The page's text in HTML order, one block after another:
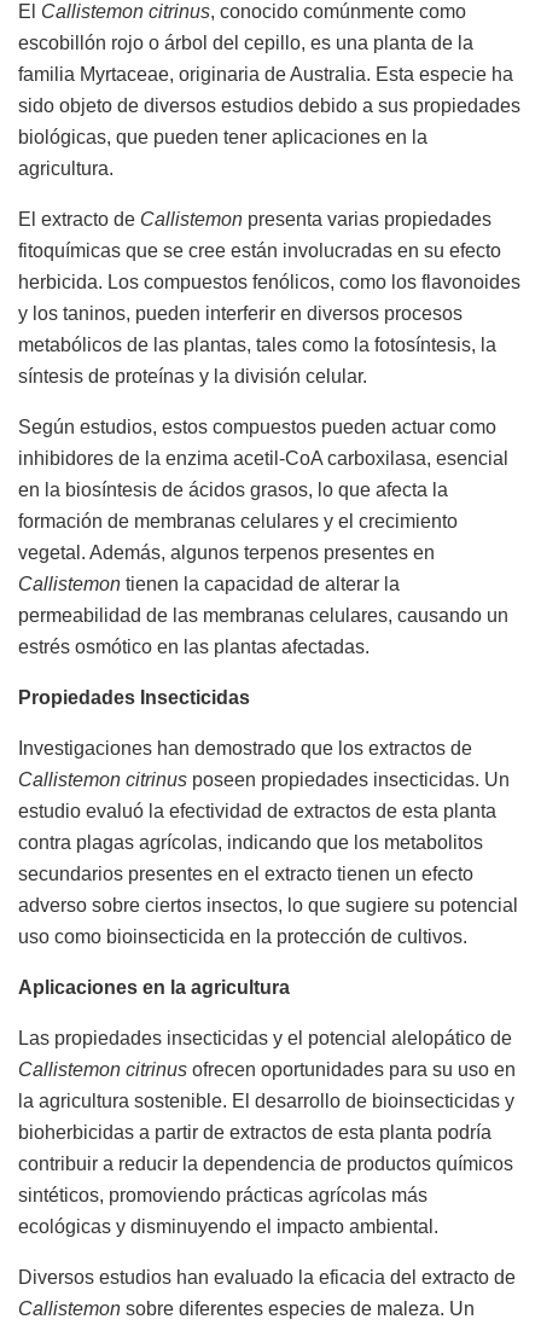
El Callistemon citrinus, conocido comúnmente como
escobillón rojo o árbol del cepillo, es una planta de la
familia Myrtaceae, originaria de Australia. Esta especie ha
sido objeto de diversos estudios debido a sus propiedades
biológicas, que pueden tener aplicaciones en la
agricultura.
El extracto de Callistemon presenta varias propiedades
fitoquímicas que se cree están involucradas en su efecto
herbicida. Los compuestos fenólicos, como los flavonoides
y los taninos, pueden interferir en diversos procesos
metabólicos de las plantas, tales como la fotosíntesis, la
síntesis de proteínas y la división celular.
Según estudios, estos compuestos pueden actuar como
inhibidores de la enzima acetil-CoA carboxilasa, esencial
en la biosíntesis de ácidos grasos, lo que afecta la
formación de membranas celulares y el crecimiento
vegetal. Además, algunos terpenos presentes en
Callistemon tienen la capacidad de alterar la
permeabilidad de las membranas celulares, causando un
estrés osmótico en las plantas afectadas.
Propiedades Insecticidas
Investigaciones han demostrado que los extractos de
Callistemon citrinus poseen propiedades insecticidas. Un
estudio evaluó la efectividad de extractos de esta planta
contra plagas agrícolas, indicando que los metabolitos
secundarios presentes en el extracto tienen un efecto
adverso sobre ciertos insectos, lo que sugiere su potencial
uso como bioinsecticida en la protección de cultivos.
Aplicaciones en la agricultura
Las propiedades insecticidas y el potencial alelopático de
Callistemon citrinus ofrecen oportunidades para su uso en
la agricultura sostenible. El desarrollo de bioinsecticidas y
bioherbicidas a partir de extractos de esta planta podría
contribuir a reducir la dependencia de productos químicos
sintéticos, promoviendo prácticas agrícolas más
ecológicas y disminuyendo el impacto ambiental.
Diversos estudios han evaluado la eficacia del extracto de
Callistemon sobre diferentes especies de maleza. Un